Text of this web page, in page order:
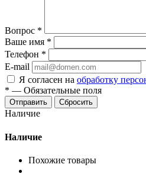
Вопрос *
Ваше имя *
Телефон *
E-mail
Я согласен на обработку
* — Обязательные поля
Сбросить
Наличие
Наличие
Похожие товары